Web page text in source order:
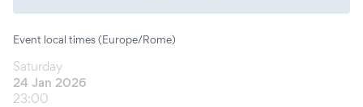
Event local times (Europe/Rome)
Saturday
24 Jan 2026
23:00